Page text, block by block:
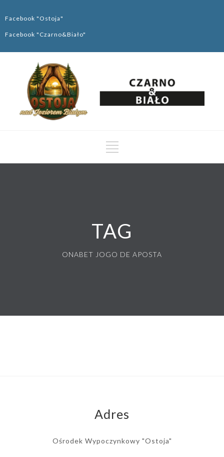
Facebook "Ostoja"
Facebook "Czarno&Biało"
TAG
ONABET JOGO DE APOSTA
Adres
Ośrodek Wypoczynkowy "Ostoja"